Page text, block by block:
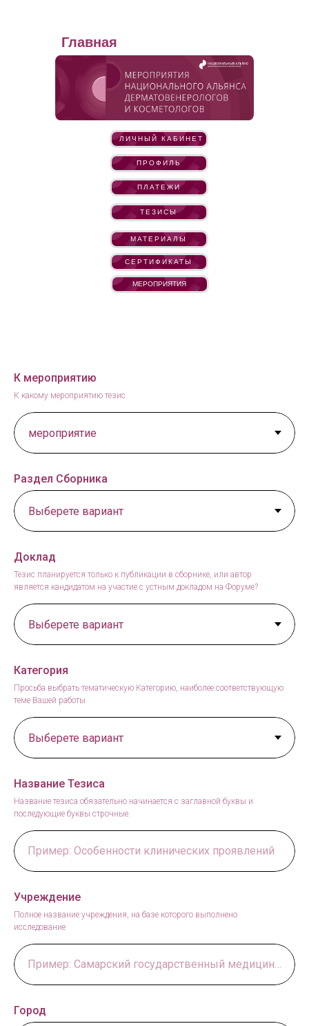
ЛИЧНЫЙ КАБИНЕТ
Главная
ПРОФИЛЬ
ПЛАТЕЖИ
ТЕЗИСЫ
МАТЕРИАЛЫ
МЕРОПРИЯТИЯ
СЕРТИФИКАТЫ
К мероприятию
К какому мероприятию тезис
Раздел Сборника
Доклад
Тезис планируется только к публикации в сборнике, или автор
является кандидатом на участие с устным докладом на Форуме?
Категория
Просьба выбрать тематическую Категорию, наиболее соответствующую
теме Вашей работы
Название Тезиса
Название тезиса обязательно начинается с заглавной буквы и
последующие буквы строчные.
Пример: Особенности клинических проявлений
Учреждение
Полное название учреждения, на базе которого выполнено
исследование
Пример: Самарский государственный медицинский университет, Городская клиническая больница №6
Город